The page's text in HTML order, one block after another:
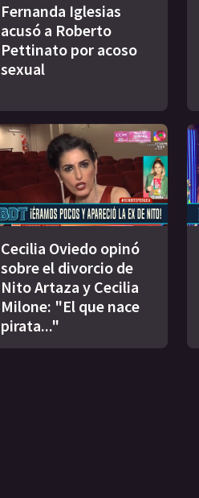
Fernanda Iglesias
acusó a Roberto
Pettinato por acoso
sexual
Cecilia Oviedo opinó
sobre el divorcio de
Nito Artaza y Cecilia
Milone: "El que nace
pirata..."